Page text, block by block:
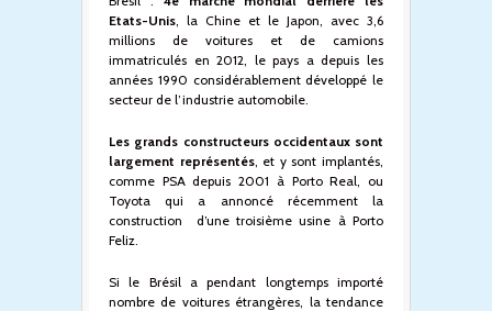
Etats-Unis , la Chine et le Japon, avec 3,6
millions de voitures et de camions
immatriculés en 2012, le pays a depuis les
années 1990 considérablement développé le
secteur de l’industrie automobile.
Les grands constructeurs occidentaux sont
largement représentés, et y sont implantés,
comme PSA depuis 2001 à Porto Real, ou
Toyota qui a annoncé récemment la
construction d’une troisième usine à Porto
Feliz.
Si le Brésil a pendant longtemps importé
nombre de voitures étrangères, la tendance